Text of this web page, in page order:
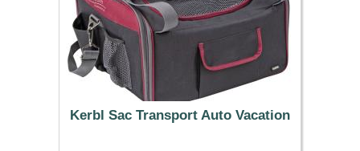
Kerbl Sac Transport Auto Vacation